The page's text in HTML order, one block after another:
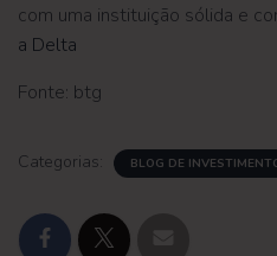
com uma instituição sólida e
a Delta
Fonte: btg
Categorias: BLOG DE